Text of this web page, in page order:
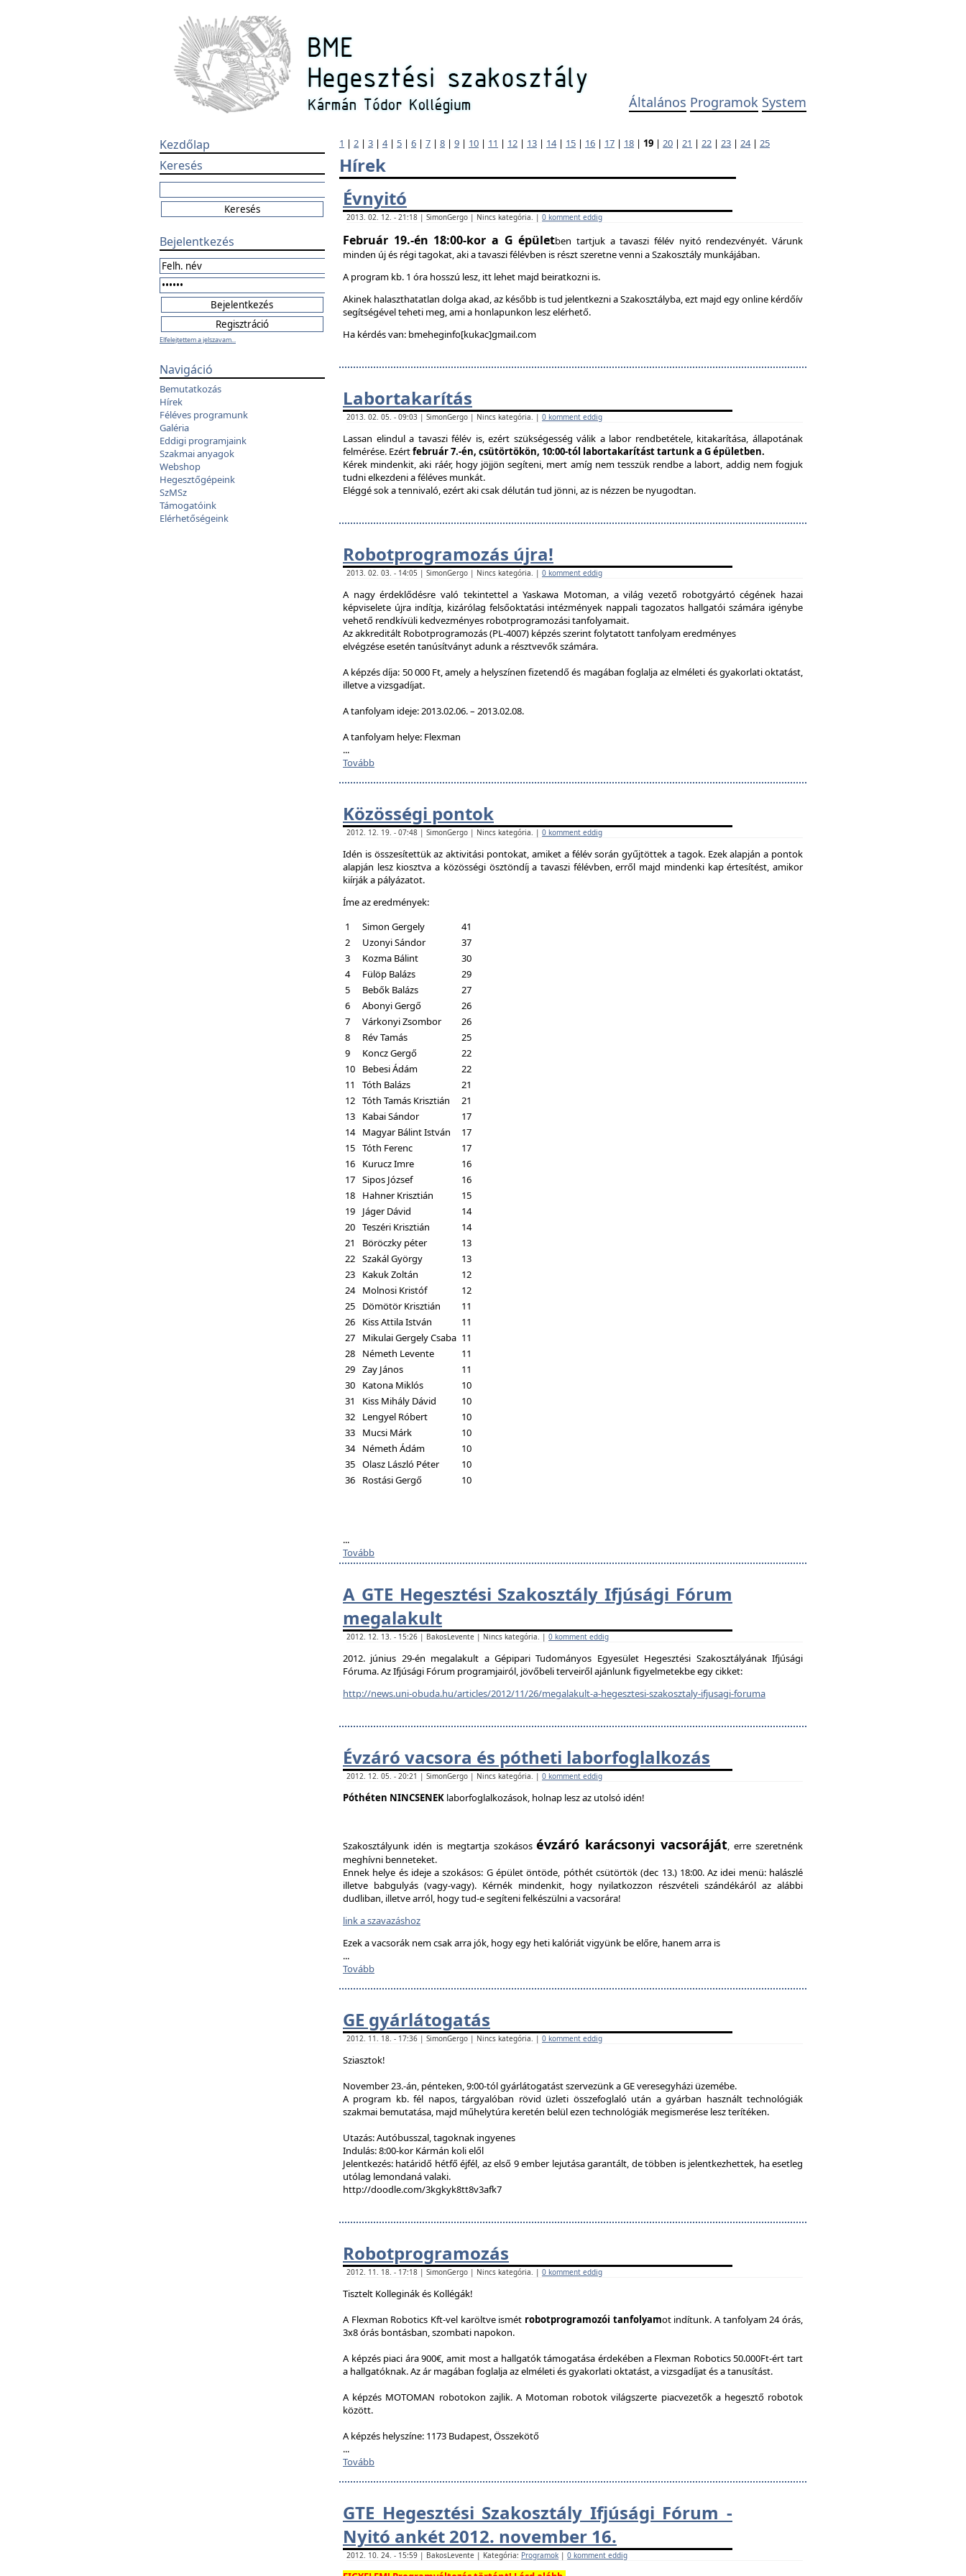
Általános Programok System
Kezdőlap
Keresés
Bejelentkezés
Elfelejtettem a jelszavam...
Navigáció
Bemutatkozás
Hírek
Féléves programunk
Galéria
Eddigi programjaink
Szakmai anyagok
Webshop
Hegesztőgépeink
SzMSz
Támogatóink
Elérhetőségeink
1 | 2 | 3 | 4| 5 | 6 | 7 | 8 | 9 | 10 | 11 | 12 | 13 | 14| 15 | 16 | 17 | 18 | 19 | 20 | 21 | 22 | 23 | 24| 25
Hírek
Évnyitó
2013. 02. 12. - 21:18 | SimonGergo | Nincs kategória. | 0 komment eddig
Február 19.-én 18:00-kor a G épületben tartjuk a tavaszi félév nyitó rendezvényét. Várunk
minden új és régi tagokat, aki a tavaszi félévben is részt szeretne venni a Szakosztály munkájában.
A program kb. 1 óra hosszú lesz, itt lehet majd beiratkozni is.
Akinek halaszthatatlan dolga akad, az később is tud jelentkezni a Szakosztályba, ezt majd egy online kérdőív
segítségével teheti meg, ami a honlapunkon lesz elérhető.
Ha kérdés van: bmeheginfo[kukac]gmail.com
Labortakarítás
2013. 02. 05. - 09:03 | SimonGergo | Nincs kategória. | 0 komment eddig
Lassan elindul a tavaszi félév is, ezért szükségesség válik a labor rendbetétele, kitakarítása, állapotának
felmérése. Ezértfebruár 7.-én, csütörtökön, 10:00-tól labortakarítást tartunk a G épületben.
Kérek mindenkit, aki ráér, hogy jöjjön segíteni, mert amíg nem tesszük rendbe a labort, addig nem fogjuk
tudni elkezdeni a féléves munkát.
Eléggé sok a tennivaló, ezért aki csak délután tud jönni, az is nézzen be nyugodtan.
Robotprogramozás újra!
2013. 02. 03. - 14:05 | SimonGergo | Nincs kategória. | 0 komment eddig
A nagy érdeklődésre való tekintettel a Yaskawa Motoman, a világ vezető robotgyártó cégének hazai
képviselete újra indítja, kizárólag felsőoktatási intézmények nappali tagozatos hallgatói számára igénybe
vehető rendkívüli kedvezményes robotprogramozási tanfolyamait.
Az akkreditált Robotprogramozás (PL-4007) képzés szerint folytatott tanfolyam eredményes
elvégzése esetén tanúsítványt adunk a résztvevők számára.
A képzés díja: 50 000 Ft, amely a helyszínen fizetendő és magában foglalja az elméleti és gyakorlati oktatást,
illetve a vizsgadíjat.
A tanfolyam ideje: 2013.02.06. – 2013.02.08.
A tanfolyam helye: Flexman
...
Tovább
Közösségi pontok
2012. 12. 19. - 07:48 | SimonGergo | Nincs kategória. | 0 komment eddig
Idén is összesítettük az aktivitási pontokat, amiket a félév során gyűjtöttek a tagok. Ezek alapján a pontok
alapján lesz kiosztva a közösségi ösztöndíj a tavaszi félévben, erről majd mindenki kap értesítést, amikor
kiírják a pályázatot.
Íme az eredmények:
1
Simon Gergely
41
2
Uzonyi Sándor
37
3
Kozma Bálint
30
4
Fülöp Balázs
29
5
Bebők Balázs
27
6
Abonyi Gergő
26
7
Várkonyi Zsombor
26
8
Rév Tamás
25
9
Koncz Gergő
22
10
Bebesi Ádám
22
11
Tóth Balázs
21
12 Tóth Tamás Krisztián
21
13
Kabai Sándor
17
14 Magyar Bálint István
17
15 Tóth Ferenc
17
16
Kurucz Imre
16
17 Sipos József
16
18
Hahner Krisztián
15
19
Jáger Dávid
14
20 Teszéri Krisztián
14
21
Böröczky péter
13
22 Szakál György
13
23
Kakuk Zoltán
12
24
Molnosi Kristóf
12
25
Dömötör Krisztián
11
26
Kiss Attila István
11
27
Mikulai Gergely Csaba 11
28
Németh Levente
11
29 Zay János
11
30
Katona Miklós
10
31
Kiss Mihály Dávid
10
32
Lengyel Róbert
10
33
Mucsi Márk
10
34
Németh Ádám
10
35 Olasz László Péter
10
36
Rostási Gergő 10
...
Tovább
A GTE Hegesztési Szakosztály Ifjúsági Fórum
megalakult
2012. 12. 13. - 15:26 | BakosLevente | Nincs kategória. | 0 komment eddig
2012. június 29-én megalakult a Gépipari Tudományos Egyesület Hegesztési Szakosztályának Ifjúsági
Fóruma. Az Ifjúsági Fórum programjairól, jövőbeli terveiről ajánlunk figyelmetekbe egy cikket:
http://news.uni-obuda.hu/articles/2012/11/26/megalakult-a-hegesztesi-szakosztaly-ifjusagi-foruma
Évzáró vacsora és pótheti laborfoglalkozás
2012. 12. 05. - 20:21 | SimonGergo | Nincs kategória. | 0 komment eddig
Póthéten NINCSENEK laborfoglalkozások, holnap lesz az utolsó idén!
Szakosztályunk idén is megtartja szokásosévzáró karácsonyi vacsoráját, erre szeretnénk
meghívni benneteket.
Ennek helye és ideje a szokásos: G épület öntöde, póthét csütörtök (dec 13.) 18:00. Az idei menü: halászlé
illetve babgulyás (vagy-vagy). Kérnék mindenkit, hogy nyilatkozzon részvételi szándékáról az alábbi
dudliban, illetve arról, hogy tud-e segíteni felkészülni a vacsorára!
link a szavazáshoz
Ezek a vacsorák nem csak arra jók, hogy egy heti kalóriát vigyünk be előre, hanem arra is
...
Tovább
GE gyárlátogatás
2012. 11. 18. - 17:36 | SimonGergo | Nincs kategória. | 0 komment eddig
Sziasztok!
November 23.-án, pénteken, 9:00-tól gyárlátogatást szervezünk a GE veresegyházi üzemébe.
A program kb. fél napos, tárgyalóban rövid üzleti összefoglaló után a gyárban használt technológiák
szakmai bemutatása, majd műhelytúra keretén belül ezen technológiák megismerése lesz terítéken.
Utazás: Autóbusszal, tagoknak ingyenes
Indulás: 8:00-kor Kármán koli elől
Jelentkezés: határidő hétfő éjfél, az első 9 ember lejutása garantált, de többen is jelentkezhettek, ha esetleg
utólag lemondaná valaki.
http://doodle.com/3kgkyk8tt8v3afk7
Robotprogramozás
2012. 11. 18. - 17:18 | SimonGergo | Nincs kategória. | 0 komment eddig
Tisztelt Kolleginák és Kollégák!
A Flexman Robotics Kft-vel karöltve ismét robotprogramozói tanfolyamot indítunk. A tanfolyam 24 órás,
3x8 órás bontásban, szombati napokon.
A képzés piaci ára 900€, amit most a hallgatók támogatása érdekében a Flexman Robotics 50.000Ft-ért tart
a hallgatóknak. Az ár magában foglalja az elméleti és gyakorlati oktatást, a vizsgadíjat és a tanusítást.
A képzés MOTOMAN robotokon zajlik. A Motoman robotok világszerte piacvezetők a hegesztő robotok
között.
A képzés helyszíne: 1173 Budapest, Összekötő
...
Tovább
GTE Hegesztési Szakosztály Ifjúsági Fórum -
Nyitó ankét 2012. november 16.
2012. 10. 24. - 15:59 | BakosLevente | Kategória: Programok | 0 komment eddig